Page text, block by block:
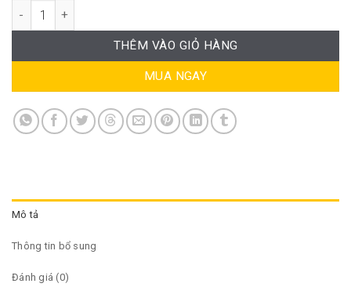
Ghế Aria Poltrona ND-WC189 số lượng
THÊM VÀO GIỎ HÀNG
MUA NGAY
Mô tả
Thông tin bổ sung
Đánh giá (0)